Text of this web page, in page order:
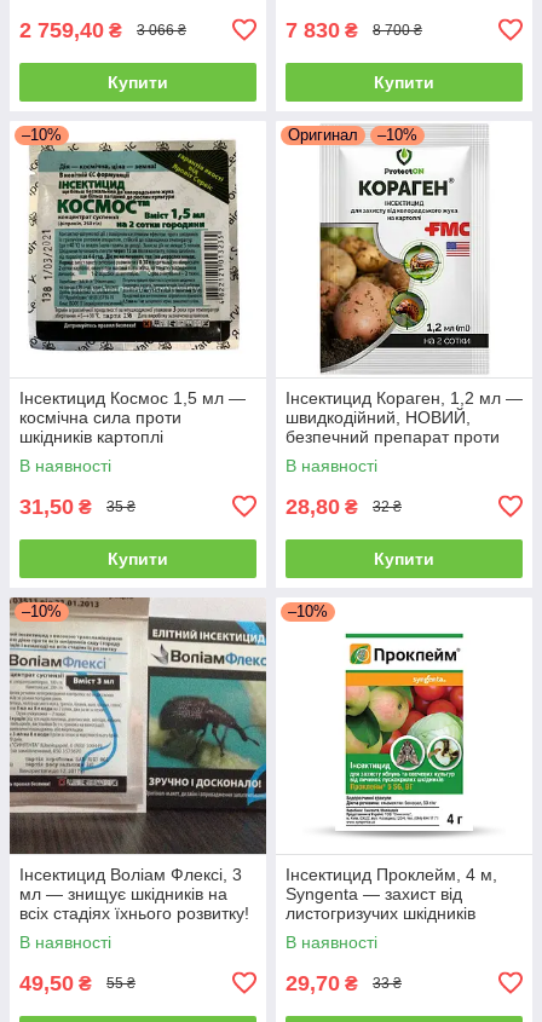
2 759,40 ₴ 3 066 ₴
Купити
7 830 ₴ 8 700 ₴
Купити
–10%
Інсектицид Космос 1,5 мл —
космічна сила проти
шкідників картоплі
(колорадський жук, дрот, тля)
В наявності
31,50 ₴ 35 ₴
Купити
Оригинал –10%
Інсектицид Кораген, 1,2 мл —
швидкодійний, НОВИЙ,
безпечний препарат проти
плодорубки та коларадського
жука
В наявності
28,80 ₴ 32 ₴
Купити
–10%
Інсектицид Воліам Флексі, 3
мл — знищує шкідників на
всіх стадіях їхнього розвитку!
В наявності
49,50 ₴ 55 ₴
–10%
Інсектицид Проклейм, 4 м,
Syngenta — захист від
листогризучих шкідників
В наявності
29,70 ₴ 33 ₴